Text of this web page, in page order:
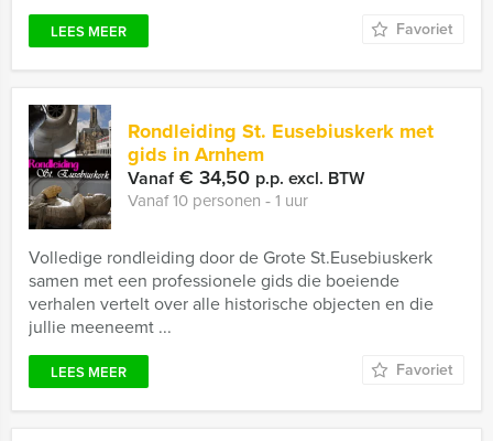
LEES MEER Favoriet
Rondleiding St. Eusebiuskerk met
gids in Arnhem
Vanaf€ 34,50 p.p. excl. BTW
Vanaf 10 personen ‐ 1 uur
Volledige rondleiding door de Grote St.Eusebiuskerk
samen met een professionele gids die boeiende
verhalen vertelt over alle historische objecten en die
jullie meeneemt ...
LEES MEER Favoriet